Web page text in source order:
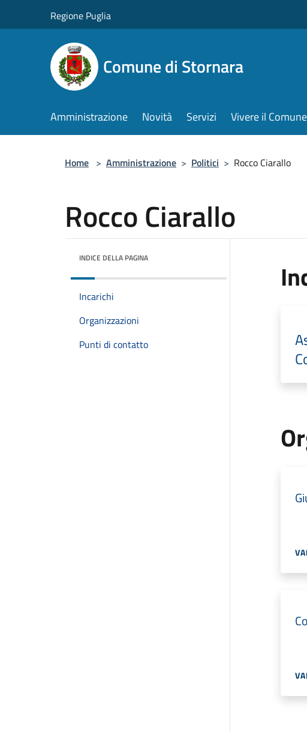
Regione Puglia
Comune di Stornara
Amministrazione Novità Servizi Vivere il Comune
Home > Amministrazione > Politici > Rocco Ciarallo
Rocco Ciarallo
INDICE DELLA PAGINA
Incarichi
Organizzazioni
Punti di contatto